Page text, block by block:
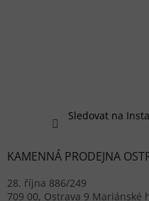
Sledovat na
KAMENNÁ PRODEJNA
28. října 886/249
709 00, Ostrava 9 Mariánské